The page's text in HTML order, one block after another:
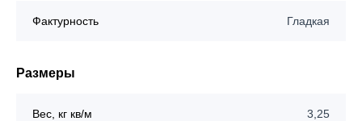
Фактурность Гладкая
Размеры
Вес, кг кв/м 3,25